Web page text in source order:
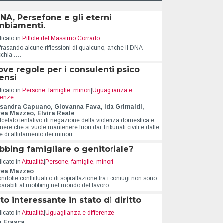
tutti gli
di tutti e
di pochi
Per prima cosa, uccidiamo tutti gli avvocati
Lo sguardo laico
Nicola Cirillo
Una funzione propulsiva del
progresso e dello sviluppo
Leggi l'articolo
Persefone e gli eterni
in Pillole del Massimo Corrado
alcune riflessioni di qualcuno, anche il DNA
.…
regole per i consulenti psico
in Persone, famiglie, minori Uguaglianza e
Capuano, Giovanna Fava, Ida Grimaldi,
Mazzeo, Elvira Reale
tentativo di negazione della violenza domestica e
che si vuole mantenere fuori dai Tribunali civili e dalle
di affidamento dei minori
famigliare o genitoriale?
in Attualità| Persone, famiglie, minori
Mazzeo
conflittuali o di sopraffazione tra i coniugi non sono
al mobbing nel mondo del lavoro
interessante in stato di diritto
in Attualità| Uguaglianza e differenze